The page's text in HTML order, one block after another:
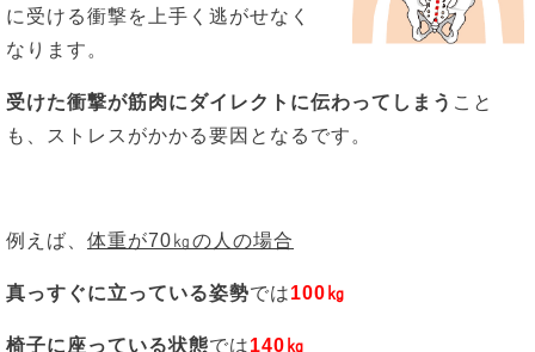
に受ける衝撃を上手く逃がせなく
なります。
受けた衝撃が筋肉にダイレクトに伝わってしまう こと
も、ストレスがかかる要因となるです。
例えば、 体重が70㎏の人の場合
真っすぐに立っている姿勢では100㎏
椅子に座っている状態では140㎏